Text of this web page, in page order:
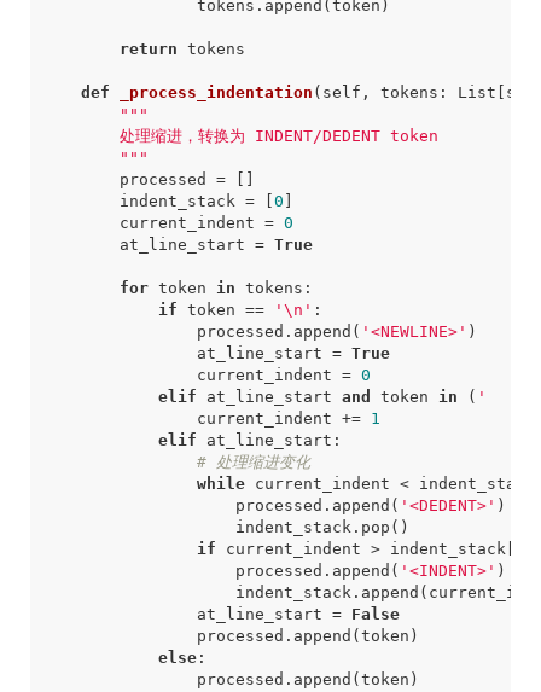
tokens . append (token )
return tokens
def _process_indentation ( self , tokens : List [ str
        """
processed
=
[]
indent_stack = [0 ]
current_indent = 0
at_line_start = True
for token in tokens :
if token == ' \n ' :
processed . append ( '<NEWLINE>' )
at_line_start = True
current_indent = 0
elif
at_line_start and token in ( '    '
current_indent +=
1
elif
at_line_start :
# 处理缩进变化
while
current_indent < indent_stack
processed . append ( '<DEDENT>' )
indent_stack . pop ()
if
current_indent > indent_stack
processed . append ( '<INDENT>' )
indent_stack . append (
at_line_start =
False
processed . append (token )
else:
processed . append (token )